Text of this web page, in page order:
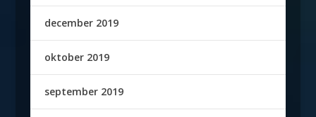
december 2019
oktober 2019
september 2019